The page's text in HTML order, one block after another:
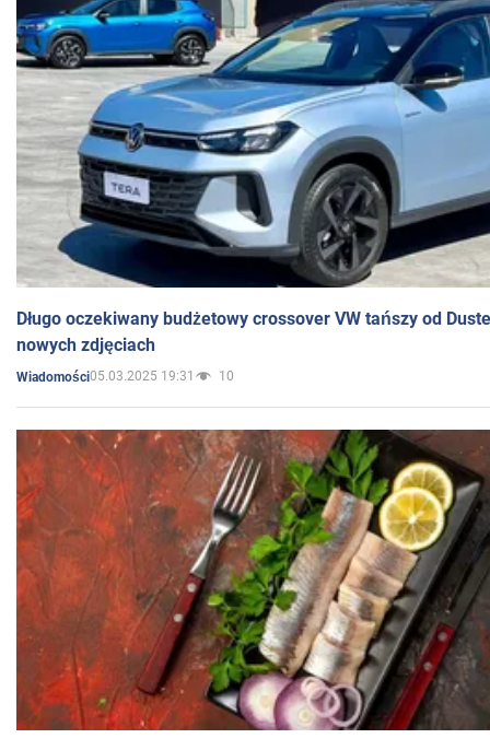
Długo oczekiwany budżetowy crossover VW tańszy od
nowych zdjęciach
Wiadomości05.03.2025 19:31 10